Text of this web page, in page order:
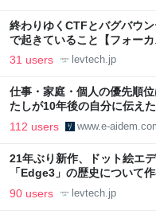
終わりゆくCTFとバグバウ
で起きていること【フォー
31 users levtech.jp
仕事・家庭・個人の優先順
たしが10年後の自分に伝え
112 users www.e-
21年ぶり新作、ドット絵エ
「Edge3」の歴史について
LAB
90 users levtech.jp